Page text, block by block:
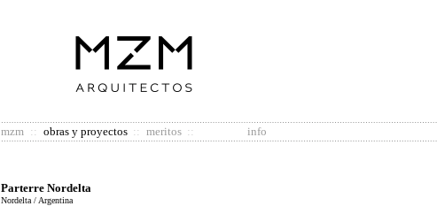
mzm :: obras y proyectos :: meritos :: info
Parterre Nordelta
Nordelta / Argentina